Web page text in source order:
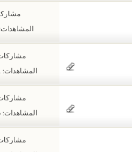
المشاهدات: 66,908
مشاركات:
المشاهدات: 593,381
مشاركات:
المشاهدات: 731,676
مشاركات: